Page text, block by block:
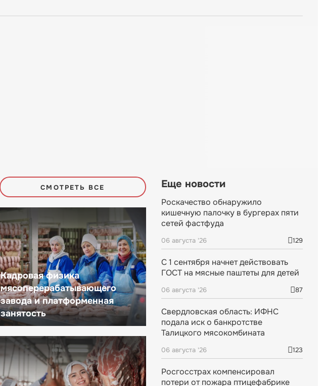
СМОТРЕТЬ ВСЕ
Кадровая физика
мясоперерабатывающего
завода и платформенная
занятость
Еще новости
Роскачество обнаружило
кишечную палочку в бургерах пяти
сетей фастфуда
06 августа '26 129
С 1 сентября начнет действовать
ГОСТ на мясные паштеты для детей
06 августа '26 87
Свердловская область: ИФНС
подала иск о банкротстве
Талицкого мясокомбината
06 августа '26 123
Росгосстрах компенсировал
потери от пожара птицефабрике